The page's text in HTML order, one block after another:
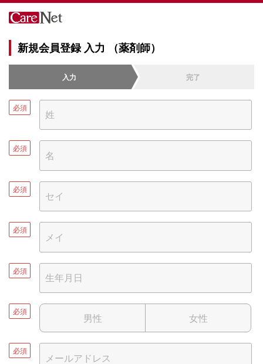
新規会員登録 入力 （薬剤師）
入力 完了
必須
必須
必須
必須
必須
必須
男性 女性
必須